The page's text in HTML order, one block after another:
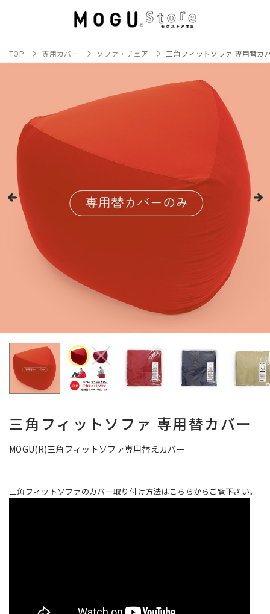
TOP 専用カバー ソファ・チェア 三角フィットソファ 専用替カ
三角フィットソファ 専用替カバー
MOGU(R)三角フィットソファ専用替えカバー
三角フィットソファのカバー取り付け方法はこちらからご覧下さい。